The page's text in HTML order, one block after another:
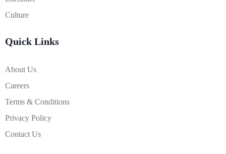
Culture
Quick Links
About Us
Careers
Terms & Conditions
Privacy Policy
Contact Us